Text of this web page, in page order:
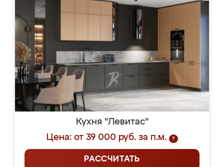
Кухня "Левитас"
Цена: от 39 000 руб. за п.м.
?
РАССЧИТАТЬ